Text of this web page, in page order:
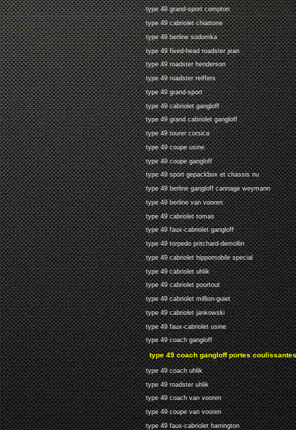
type 49 grand-sport compton
type 49 cabriolet chiattone
type 49 berline sodomka
type 49 fixed-head roadster jean
type 49 roadster henderson
type 49 roadster reiffers
type 49 grand-sport
type 49 cabriolet gangloff
type 49 grand cabriolet gangloff
type 49 tourer corsica
type 49 coupe usine
type 49 coupe gangloff
type 49 sport gepackbox et chassis nu
type 49 berline gangloff cannage weymann
type 49 berline van vooren
type 49 cabriolet tomas
type 49 faux-cabriolet gangloff
type 49 torpedo pritchard-demollin
type 49 cabriolet hippomobile special
type 49 cabriolet uhlik
type 49 cabriolet pourtout
type 49 cabriolet million-guiet
type 49 cabriolet jankowski
type 49 faux-cabriolet usine
type 49 coach gangloff
type 49 coach gangloff portes coulissantes
type 49 coach uhlik
type 49 roadster uhlik
type 49 coach van vooren
type 49 coupe van vooren
type 49 faux-cabriolet harrington